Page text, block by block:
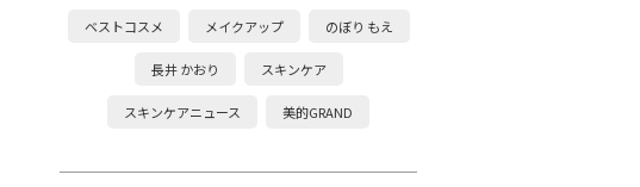
ベストコスメ メイクアップ のぼり もえ
長井 かおり スキンケア
スキンケアニュース 美的GRAND